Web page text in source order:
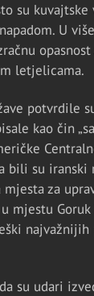
su
U
letjelicama.
potvrdile
kao čin
bili su iranski
za
mjestu Goruk
najvažnijih
su udari